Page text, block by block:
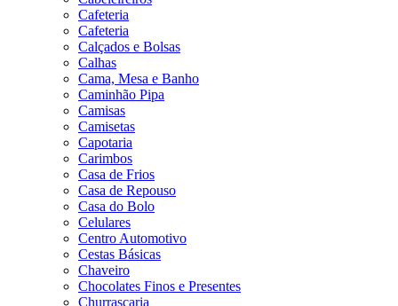
Cafeteria
Cafeteria
Calçados e Bolsas
Calhas
Cama, Mesa e Banho
Caminhão Pipa
Camisas
Camisetas
Capotaria
Carimbos
Casa de Frios
Casa de Repouso
Casa do Bolo
Celulares
Centro Automotivo
Cestas Básicas
Chaveiro
Chocolates Finos e Presentes
Churrascaria